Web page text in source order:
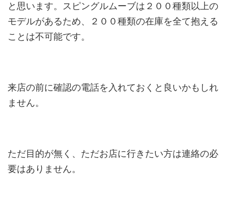
と思います。スピングルムーブは２００種類以上の
モデルがあるため、２００種類の在庫を全て抱える
ことは不可能です。
来店の前に確認の電話を入れておくと良いかもしれ
ません。
ただ目的が無く、ただお店に行きたい方は連絡の必
要はありません。